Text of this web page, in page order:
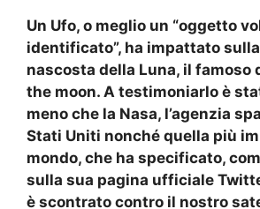
Un Ufo, o meglio un “oggetto
identificato”, ha impattato
nascosta della Luna, il famoso
the moon. A testimoniarlo è
meno che la Nasa, l’agenzia
Stati Uniti nonché quella più
mondo, che ha specificato,
sulla sua pagina ufficiale
è scontrato contro il nostro